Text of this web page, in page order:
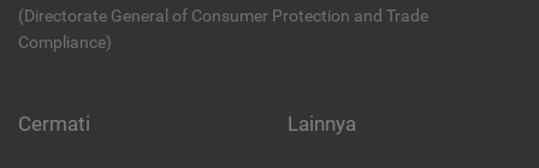
(Directorate General of Consumer Protection and Trade
Compliance)
Cermati Lainnya